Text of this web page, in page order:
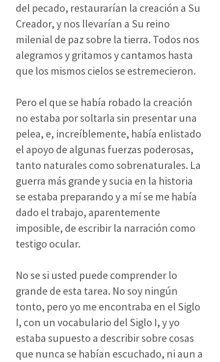
del pecado, restaurarían la creación a Su
Creador, y nos llevarían a Su reino
milenial de paz sobre la tierra. Todos nos
alegramos y gritamos y cantamos hasta
que los mismos cielos se estremecieron.
Pero el que se había robado la creación
no estaba por soltarla sin presentar una
pelea, e, increíblemente, había enlistado
el apoyo de algunas fuerzas poderosas,
tanto naturales como sobrenaturales. La
guerra más grande y sucia en la historia
se estaba preparando y a mí se me había
dado el trabajo, aparentemente
imposible, de escribir la narración como
testigo ocular.
No se si usted puede comprender lo
grande de esta tarea. No soy ningún
tonto, pero yo me encontraba en el Siglo
I, con un vocabulario del Siglo I, y yo
estaba supuesto a describir sobre cosas
que nunca se habían escuchado, ni aun a